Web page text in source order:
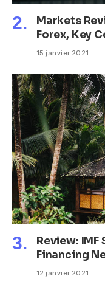
Markets
Forex, Key
15 janvier 2021
Review:
Financing
12 janvier 2021